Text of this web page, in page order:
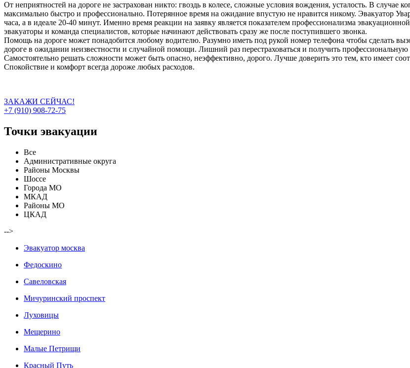
От неприятностей на дороге не застрахован никто: гвоздь в колесе, сложные условия вождения, усталость. В случае
максимально быстро и профессионально. Потерянное время на ожидание впустую не нравится никому. Эвакуатор
часа, а в идеале 20-40 минут. Именно время реакции на заявку является показателем профессионализма
эвакуаторы и команда специалистов, которые начинают действовать сразу же после поступившего звонка.
Помощь на дороге может понадобится любому водителю. Разумно иметь под рукой номер телефона чтобы сделать
дороге в ожидании неизвестности и случайной помощи. Лишний раз перестраховаться и получить
Самостоятельно решать сложности может быть опасно, неэффективно, дорого. Лучше доверить это тем, кто имеет
Спокойствие и комфорт всегда дороже любых расходов.
ЗАКАЖИ СЕЙЧАС!
+7 (910) 908-72-75
Точки эвакуации
Все
Административные округа
Районы Москвы
Шоссе
Города МО
МКАД
Районы МО
ЦКАД
-->
Эвакуатор москва
Федоскино
Савеловская
Мичуринский проспект
Луховицы
Мещерино
Малые Петрищи
Красный Путь